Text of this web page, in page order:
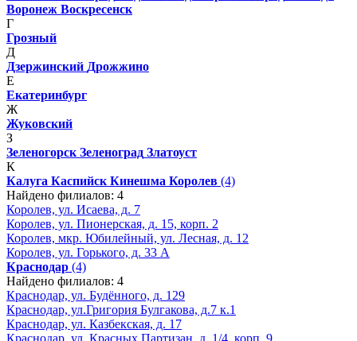
Воронеж Воскресенск
Г
Грозный
Д
Дзержинский Дрожжино
Е
Екатеринбург
Ж
Жуковский
З
Зеленогорск Зеленоград Златоуст
К
Калуга Каспийск Кинешма Королев (4)
Найдено филиалов: 4
Королев, ул. Исаева, д. 7
Королев, ул. Пионерская, д. 15, корп. 2
Королев, мкр. Юбилейный, ул. Лесная, д. 12
Королев, ул. Горького, д. 33 А
Краснодар (4)
Найдено филиалов: 4
Краснодар, ул. Будённого, д. 129
Краснодар, ул.Григория Булгакова, д.7 к.1
Краснодар, ул. Казбекская, д. 17